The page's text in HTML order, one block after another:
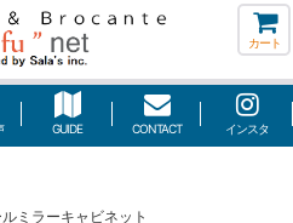
カート
GUIDE CONTACT インスタ
ミラーキャビネット